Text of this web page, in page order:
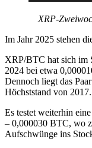
XRP-
Im Jahr 2025 stehen
XRP/BTC hat sich im
2024 bei etwa
Dennoch liegt das
Höchststand von 2017.
Es testet weiterhin
– 0,000030 BTC, wo
Aufschwünge ins